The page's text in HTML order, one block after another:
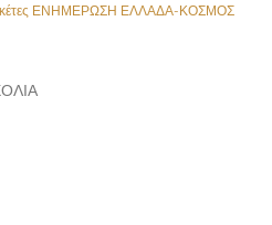
ΕΝΗΜΕΡΩΣΗ ΕΛΛΑΔΑ-ΚΟΣΜΟΣ